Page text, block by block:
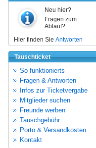
Neu hier?
Fragen zum
Ablauf?
Hier finden Sie Antworten
Tauschticket
So funktionierts
Fragen & Antworten
Infos zur Ticketvergabe
Mitglieder suchen
Freunde werben
Tauschgebühr
Porto & Versandkosten
Kontakt